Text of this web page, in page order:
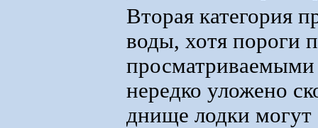
Вторая категория
воды, хотя пороги
нередко уложено
днище лодки